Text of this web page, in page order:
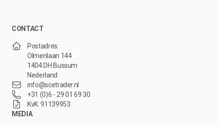
CONTACT
Postadres:
Olmenlaan 144
1404 DH Bussum
Nederland
info@scetrader.nl
+31 (0)6 - 29 01 69 30
KvK: 91139953
MEDIA